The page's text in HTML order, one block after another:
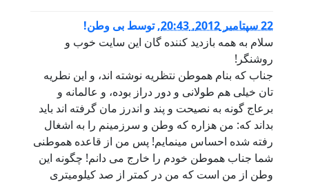
22 سپتامبر 2012, 20:43 ,توسط بی وطن!
سلام به همه بازدید کننده گان این سایت خوب و
روشنگر!
جناب که بنام هموطن نتظریه نوشته اند، و این نطریه
تان خیلی هم طولانی و دور دراز بوده، و عالمانه و
برعاج گونه به نصیحت و پند و اندرز مان گرفته اند باید
بداند که: من هزاره که وطن و سرزمینم را به اشغال
رفته شده احساس مینمایم! پس من از قاعده هموطنی
شما جناب هموطن خودم را خارج می دانم! چگونه این
وطن از من است که من در کمتر از صد کیلومیتری